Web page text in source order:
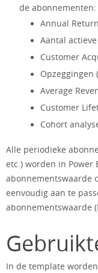
de abonnementen:
Annual
Aantal
Customer
Opzeggingen
Average
Customer
Cohort
Alle periodieke
etc.) worden in Power
abonnementswaarde
eenvoudig aan te
abonnementswaarde
In de template